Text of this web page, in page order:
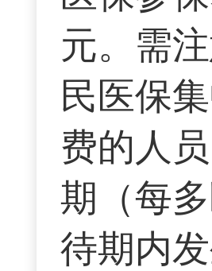
元。需
民医保
费的人
期（每
待期内